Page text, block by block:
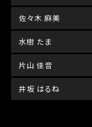
佐々木 麻美
水樹 たま
片山 佳音
井坂 はるね